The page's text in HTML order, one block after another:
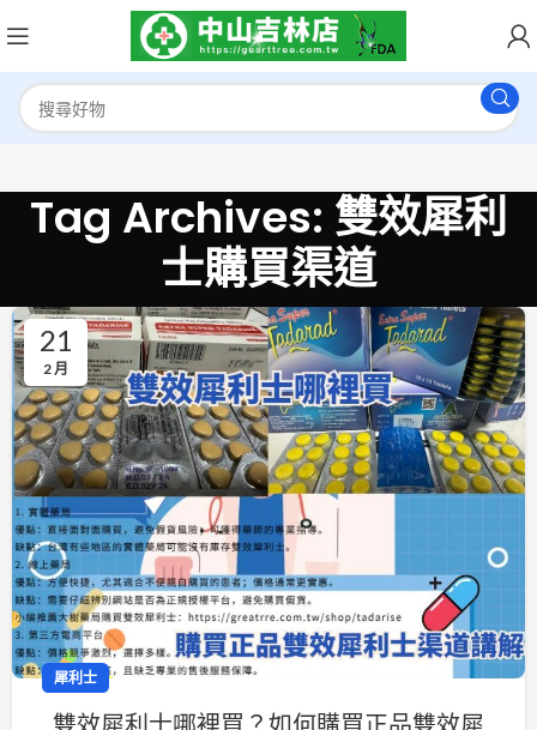
Tag Archives: 雙效犀利
士購買渠道
21
2 月
犀利士